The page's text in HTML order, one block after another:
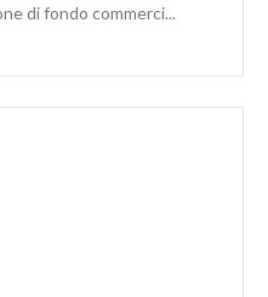
di fondo commerci...